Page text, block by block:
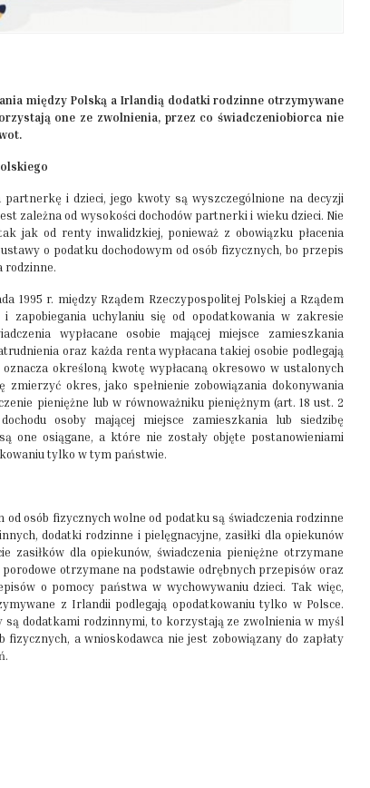
między Polską a Irlandią dodatki rodzinne otrzymywane
one ze zwolnienia, przez co świadczeniobiorca nie
i dzieci, jego kwoty są wyszczególnione na decyzji
zależna od wysokości dochodów partnerki i wieku dzieci. Nie
jak od renty inwalidzkiej, ponieważ z obowiązku płacenia
o podatku dochodowym od osób fizycznych, bo przepis
rodzinne.
1995 r. między Rządem Rzeczypospolitej Polskiej a Rządem
zapobiegania uchylaniu się od opodatkowania w zakresie
wypłacane osobie mającej miejsce zamieszkania
oraz każda renta wypłacana takiej osobie podlegają
określoną kwotę wypłacaną okresowo w ustalonych
okres, jako spełnienie zobowiązania dokonywania
pieniężne lub w równoważniku pieniężnym (art. 18 ust. 2
osoby mającej miejsce zamieszkania lub siedzibę
one osiągane, a które nie zostały objęte postanowieniami
tylko w tym państwie.
osób fizycznych wolne od podatku są świadczenia rodzinne
dodatki rodzinne i pielęgnacyjne, zasiłki dla opiekunów
zasiłków dla opiekunów, świadczenia pieniężne otrzymane
otrzymane na podstawie odrębnych przepisów oraz
o pomocy państwa w wychowywaniu dzieci. Tak więc,
z Irlandii podlegają opodatkowaniu tylko w Polsce.
dodatkami rodzinnymi, to korzystają ze zwolnienia w myśl
a wnioskodawca nie jest zobowiązany do zapłaty